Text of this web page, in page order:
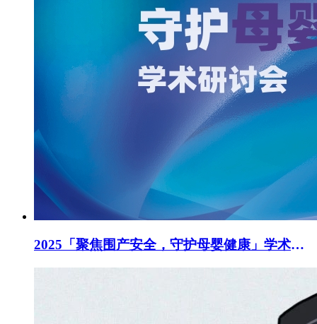
2025「聚焦围产安全，守护母婴健康」学术研讨会成功举办